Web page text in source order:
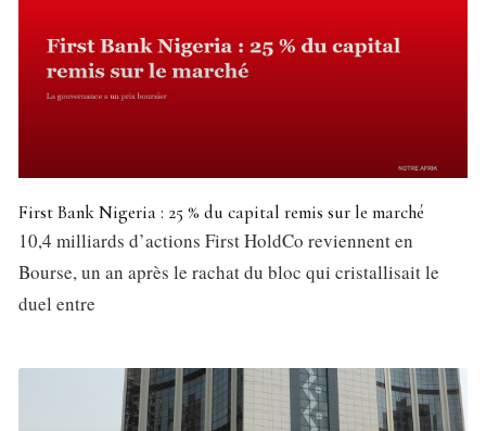
First Bank Nigeria : 25 % du capital remis sur le marché
10,4 milliards d’actions First HoldCo reviennent en
Bourse, un an après le rachat du bloc qui cristallisait le
duel entre